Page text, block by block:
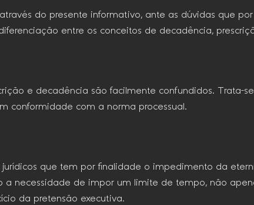
através do presente informativo, ante as dúvidas que
entre os conceitos de decadência,
e decadência são facilmente confundidos. Trata-
conformidade com a norma processual.
que tem por finalidade o impedimento da
a necessidade de impor um limite de tempo, não
da pretensão executiva.